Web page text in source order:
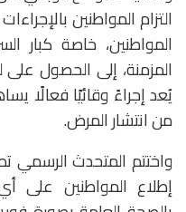
التزام المواطنين
المواطنين، خاصة كبار
المزمنة، إلى الحصول على
يُعد إجراءً وقائيًا فعالًا
من انتشار المرض.
واختتم المتحدث الرسمي
إطلاع المواطنين على